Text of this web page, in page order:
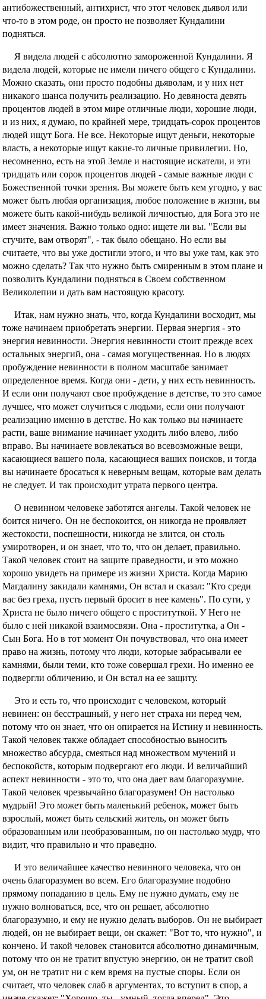
антибожественный, антихрист, что этот человек дьявол или
что-то в этом роде, он просто не позволяет Кундалини
подняться.
Я видела людей с абсолютно замороженной Кундалини. Я
видела людей, которые не имели ничего общего с Кундалини.
Можно сказать, они просто подобны дьяволам, и у них нет
никакого шанса получить реализацию. Но девяноста девять
процентов людей в этом мире отличные люди, хорошие люди,
и из них, я думаю, по крайней мере, тридцать-сорок процентов
людей ищут Бога. Не все. Некоторые ищут деньги, некоторые
власть, а некоторые ищут какие-то личные привилегии. Но,
несомненно, есть на этой Земле и настоящие искатели, и эти
тридцать или сорок процентов людей - самые важные люди с
Божественной точки зрения. Вы можете быть кем угодно, у вас
может быть любая организация, любое положение в жизни, вы
можете быть какой-нибудь великой личностью, для Бога это не
имеет значения. Важно только одно: ищете ли вы. "Если вы
стучите, вам отворят", - так было обещано. Но если вы
считаете, что вы уже достигли этого, и что вы уже там, как это
можно сделать? Так что нужно быть смиренным в этом плане и
позволить Кундалини подняться в Своем собственном
Великолепии и дать вам настоящую красоту.
Итак, нам нужно знать, что, когда Кундалини восходит, мы
тоже начинаем приобретать энергии. Первая энергия - это
энергия невинности. Энергия невинности стоит прежде всех
остальных энергий, она - самая могущественная. Но в людях
пробуждение невинности в полном масштабе занимает
определенное время. Когда они - дети, у них есть невинность.
И если они получают свое пробуждение в детстве, то это самое
лучшее, что может случиться с людьми, если они получают
реализацию именно в детстве. Но как только вы начинаете
расти, ваше внимание начинает уходить либо влево, либо
вправо. Вы начинаете вовлекаться во всевозможные вещи,
касающиеся вашего пола, касающиеся ваших поисков, и тогда
вы начинаете бросаться к неверным вещам, которые вам делать
не следует. И так происходит утрата первого центра.
О невинном человеке заботятся ангелы. Такой человек не
боится ничего. Он не беспокоится, он никогда не проявляет
жестокости, поспешности, никогда не злится, он столь
умиротворен, и он знает, что то, что он делает, правильно.
Такой человек стоит на защите праведности, и это можно
хорошо увидеть на примере из жизни Христа. Когда Марию
Магдалину закидали камнями, Он встал и сказал: "Кто среди
вас без греха, пусть первый бросит в нее камень". По сути, у
Христа не было ничего общего с проституткой. У Него не
было с ней никакой взаимосвязи. Она - проститутка, а Он -
Сын Бога. Но в тот момент Он почувствовал, что она имеет
право на жизнь, потому что люди, которые забрасывали ее
камнями, были теми, кто тоже совершал грехи. Но именно ее
подвергли обличению, и Он встал на ее защиту.
Это и есть то, что происходит с человеком, который
невинен: он бесстрашный, у него нет страха ни перед чем,
потому что он знает, что он опирается на Истину и невинность.
Такой человек также обладает способностью выносить
множество абсурда, смеяться над множеством мучений и
беспокойств, которым подвергают его люди. И величайший
аспект невинности - это то, что она дает вам благоразумие.
Такой человек чрезвычайно благоразумен! Он настолько
мудрый! Это может быть маленький ребенок, может быть
взрослый, может быть сельский житель, он может быть
образованным или необразованным, но он настолько мудр, что
видит, что правильно и что праведно.
И это величайшее качество невинного человека, что он
очень благоразумен во всем. Его благоразумие подобно
прямому попаданию в цель. Ему не нужно думать, ему не
нужно волноваться, все, что он решает, абсолютно
благоразумно, и ему не нужно делать выборов. Он не выбирает
людей, он не выбирает вещи, он скажет: "Вот то, что нужно", и
кончено. И такой человек становится абсолютно динамичным,
потому что он не тратит впустую энергию, он не тратит свой
ум, он не тратит ни с кем время на пустые споры. Если он
считает, что человек слаб в аргументах, то вступит в спор, а